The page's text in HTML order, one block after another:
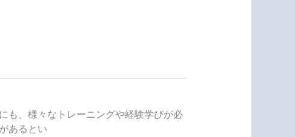
も、様々なトレーニングや経験学びが必
あるとい